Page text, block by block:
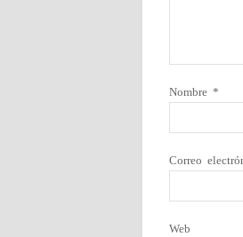
Nombre *
Correo
Web